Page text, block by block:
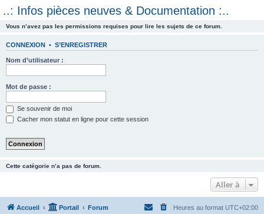
e
..: Infos pièces neuves & Documentation :..
Vous n’avez pas les permissions requises pour lire les sujets de ce forum.
CONNEXION • S’ENREGISTRER
Nom d’utilisateur :
Mot de passe :
Se souvenir de moi
Cacher mon statut en ligne pour cette session
Cette catégorie n’a pas de forum.
Aller à
Accueil Portail Forum Heures au format UTC+02:00